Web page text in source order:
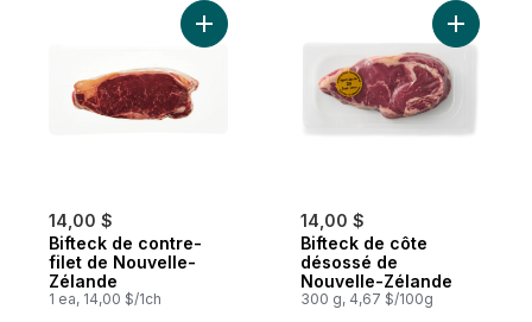
14,00 $
Bifteck de contre-
filet de Nouvelle-
Zélande
1 ea, 14,00 $/1ch
Ajouter Bifteck de contre-filet de
14,00 $
Bifteck de côte
désossé de
Nouvelle-Zélande
300 g, 4,67 $/100g
Ajouter